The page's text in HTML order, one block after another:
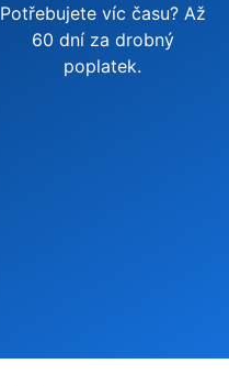
Potřebujete víc času? Až
60 dní za drobný
poplatek.